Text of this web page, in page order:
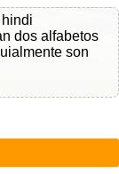
dos alfabetos
son